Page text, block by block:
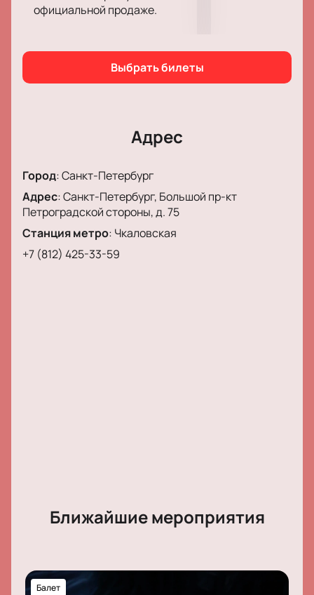
опыта.
официальной продаже.
Выбрать билеты
Адрес
Город:Санкт-Петербург
Адрес:Санкт-Петербург, Большой пр-кт
Петроградской стороны, д. 75
Станция метро: Чкаловская
+7 (812) 425-33-59
Ближайшие мероприятия
Балет